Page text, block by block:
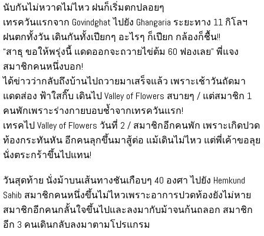
นับกันไม่หวาดไม่ไหว ฝนก็เริ่มตกปลอยๆ
เทรควันแรกจาก Govindghat ไปยัง Ghangaria ระยะทาง 11 กิโลฯ
ฝนตกทั้งวัน เดินกันทั้งเปียกๆ อะไรๆ ก็เปียก กล้องก็ชื้น!!
“สาธุ ขอให้พรุ่งนี้ แดดออกจะถวายไข่ต้ม 60 ฟองเลย" พี่แจง
สมาชิกคนหนึ่งบอก!
ได้ข่าวว่ากลับถึงบ้านไปถวายมาเสร็จแล้ว เพราะเช้าวันถัดมา
แดดส่อง ฟ้าใสกิ๊บ เดินไป Valley of Flowers สบายๆ / แต่สมาชิก 1
คนพักเพราะร่างกายบอบช้ำจากเทรควันแรก!
เทรคไป Valley of Flowers วันที่ 2 / สมาชิกอีกคนพัก เพราะเกิดปวด
ท้องกระทันหัน อีกคนลุกขึ้นมาสู้ต่อ แม้เดินไม่ไหว แต่พี่เค้าขอลุย
นั่งตระกร้าขึ้นไปแทน!
วันสุดท้าย นั่งม้าบนเส้นทางชันเกือบๆ 40 องศา ไปยัง Hemkund
Sahib สมาชิกคนหนึ่งขึ้นไม่ไหวเพราะอาการปวดท้องยังไม่หาย
สมาชิกอีกคนกลั้นใจขึ้นไปและลงมากับม้าจนก้นถลอก สมาชิก
อีก 3 คนเดินกลับลงมาตามโปรแกรม